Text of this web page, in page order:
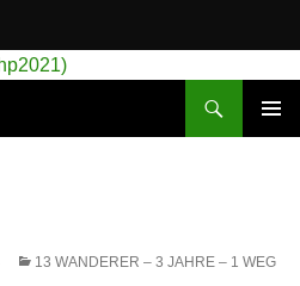
13 WANDERER – 3 JAHRE – 1 WEG